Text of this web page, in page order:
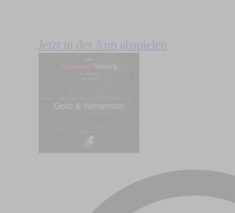
Jetzt in der App abspielen